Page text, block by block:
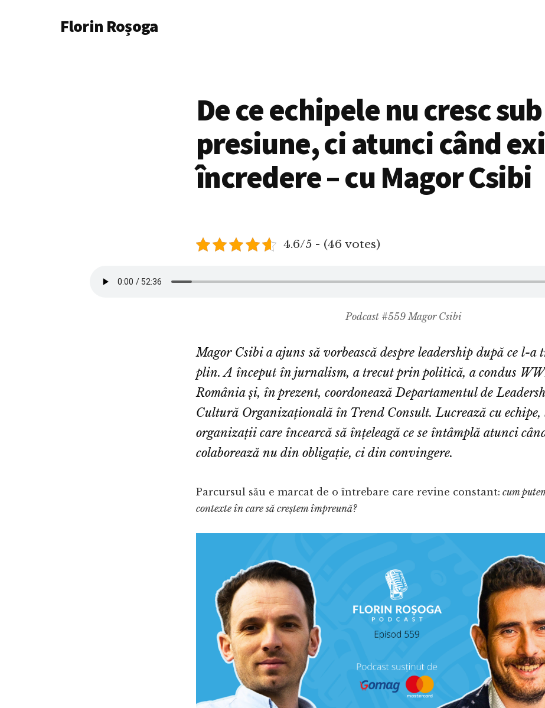
AdditionalFlorin Roșoga
De ce echipele nu cresc sub
presiune, ci atunci când
încredere – cu Magor Csibi
4.6/5 - (46 votes)
Podcast #559 Magor Csibi
Magor Csibi a ajuns să vorbească despre leadership după ce l-
plin. A început în jurnalism, a trecut prin politică, a condus
România și, în prezent, coordonează Departamentul de
Cultură Organizațională în Trend Consult. Lucrează cu
organizații care încearcă să înțeleagă ce se întâmplă atunci
colaborează nu din obligație, ci din convingere.
Parcursul său e marcat de o întrebare care revine constant: cum
contexte în care să creștem împreună?